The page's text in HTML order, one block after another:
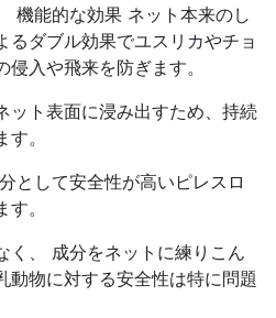
機能的な効果 ネット本来のし
るダブル効果でユスリカやチョ
入や飛来を防ぎます。
ット表面に浸み出すため、持続
。
として安全性が高いピレスロ
。
く、 成分をネットに練りこん
動物に対する安全性は特に問題